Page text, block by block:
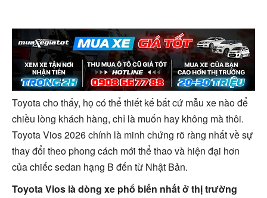
Toyota cho thấy, họ có thể thiết kế bất cứ mẫu xe nào để
chiều lòng khách hàng, chỉ là muốn hay không mà thôi.
Toyota Vios 2026 chính là minh chứng rõ ràng nhất về sự
thay đổi theo phong cách mới thể thao và hiện đại hơn
của chiếc sedan hạng B đến từ Nhật Bản.
Toyota Vios là dòng xe phổ biến nhất ở thị trường